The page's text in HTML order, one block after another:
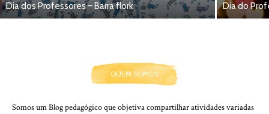
Dia dos Professores – Barra flork Dia do
QUEM SOMOS
Somos um Blog pedagógico que objetiva compartilhar atividades variadas